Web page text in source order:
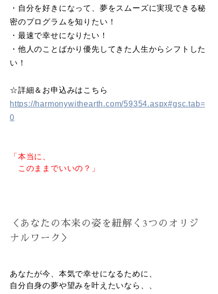
・自分を好きになって、夢をスムーズに実現できる秘
密のプログラムを知りたい！
・最速で幸せになりたい！
・他人のことばかり優先してきた人生からシフトした
い！
☆詳細＆お申込みはこちら
https://harmonywithearth.com/59354.aspx#gsc.tab=
0
「本当に、
このままでいいの？」
＜あなたの本来の姿を紐解く3つのオリジ
ナルワーク＞
あなたが今、本気で幸せになるために、
自分自身の夢や望みを叶えたいなら、、